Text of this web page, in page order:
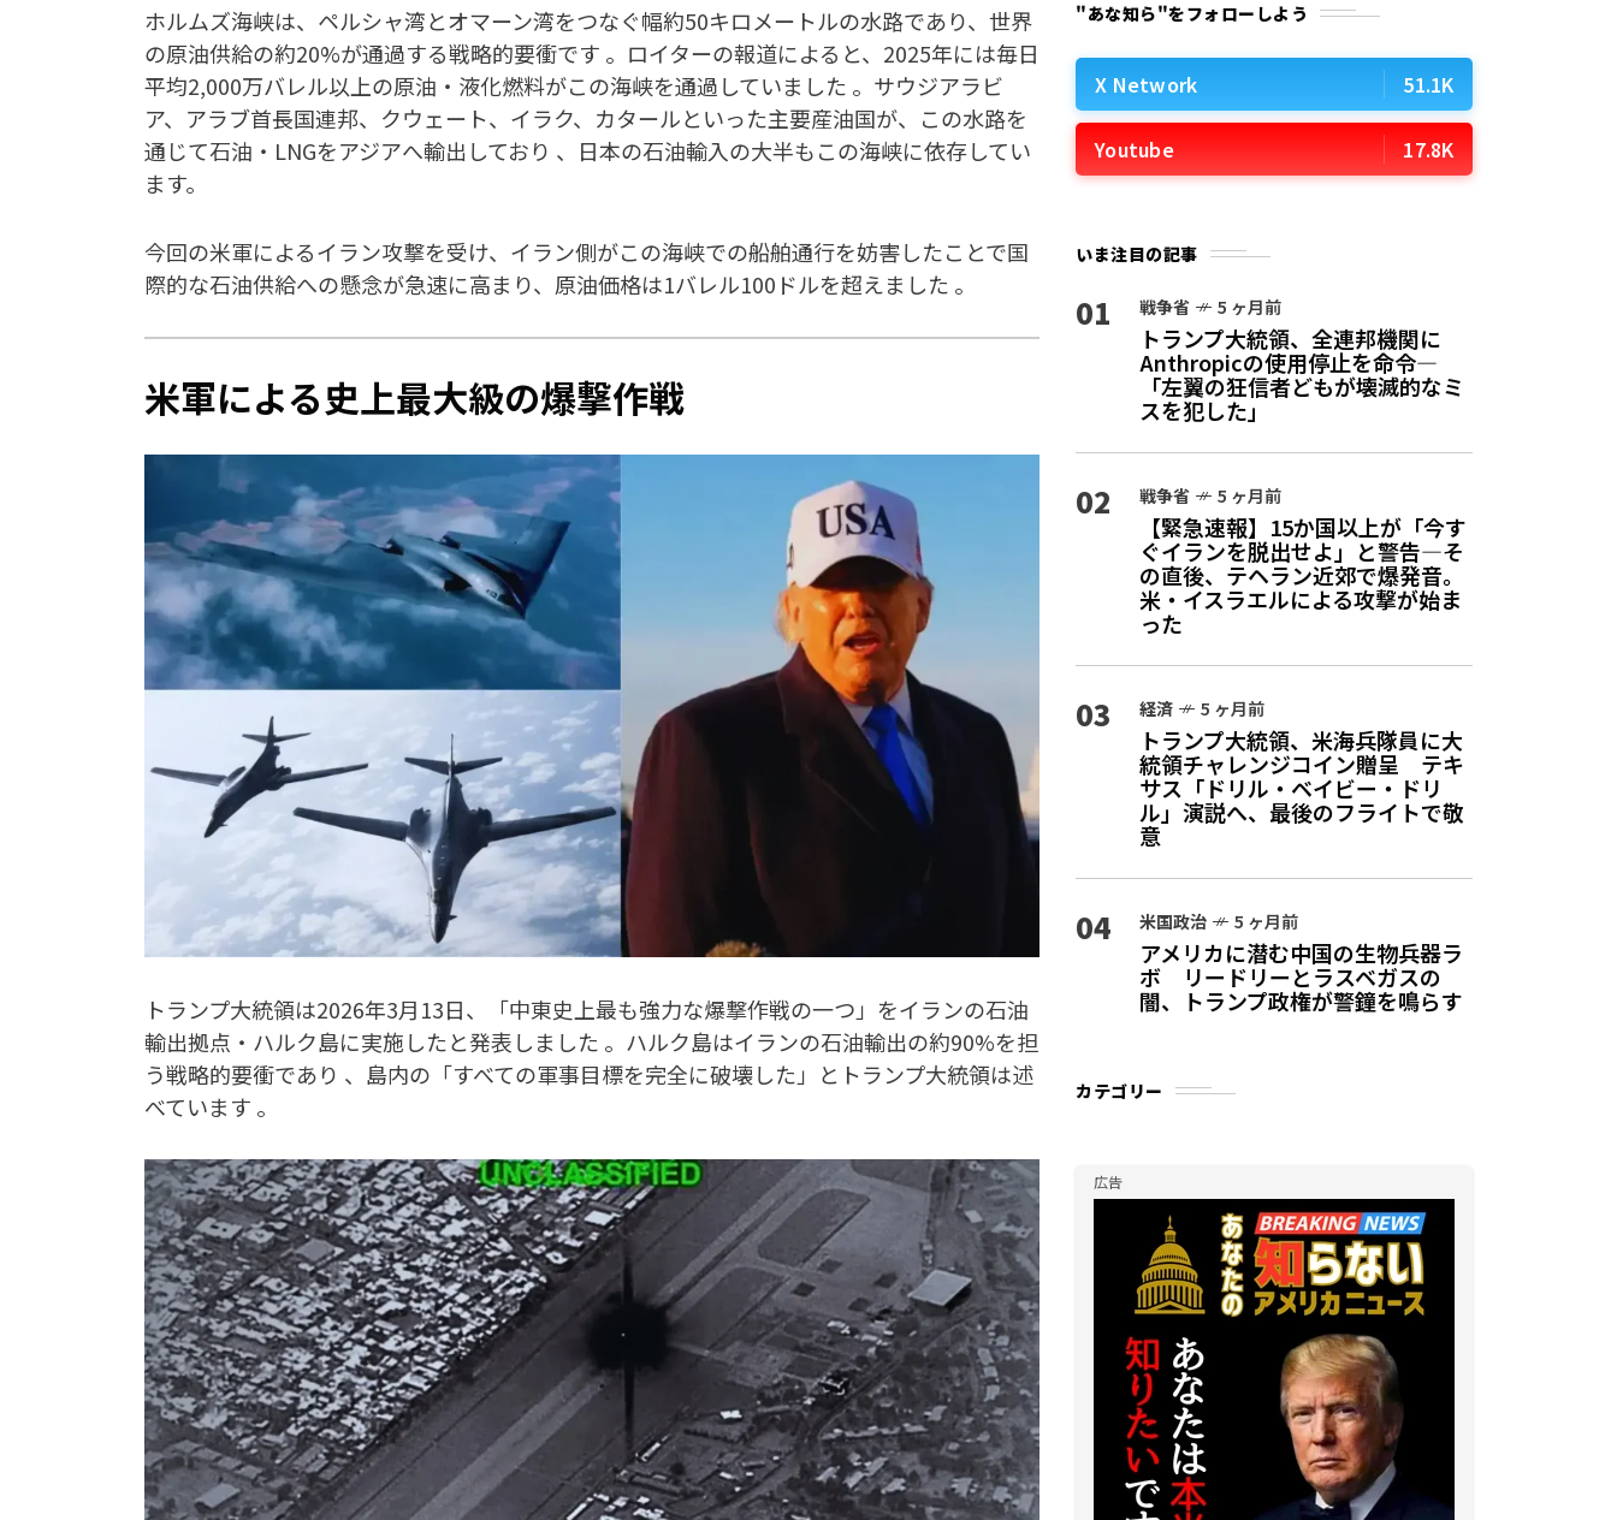
ホルムズ海峡は、ペルシャ湾とオマーン湾をつなぐ幅約50キロメートルの水路であり、世界
の原油供給の約20%が通過する戦略的要衝です 。ロイターの報道によると、2025年には毎日
平均2,000万バレル以上の原油・液化燃料がこの海峡を通過していました 。サウジアラビ
ア、アラブ首長国連邦、クウェート、イラク、カタールといった主要産油国が、この水路を
通じて石油・LNGをアジアへ輸出しており 、日本の石油輸入の大半もこの海峡に依存してい
ます。
今回の米軍によるイラン攻撃を受け、イラン側がこの海峡での船舶通行を妨害したことで国
際的な石油供給への懸念が急速に高まり、原油価格は1バレル100ドルを超えました 。
米軍による史上最大級の爆撃作戦
トランプ大統領は2026年3月13日、「中東史上最も強力な爆撃作戦の一つ」をイランの石油
輸出拠点・ハルク島に実施したと発表しました 。ハルク島はイランの石油輸出の約90%を担
う戦略的要衝であり 、島内の「すべての軍事目標を完全に破壊した」とトランプ大統領は述
べています 。
"あな知ら"をフォローしよう
X Network 51.1K
Youtube 17.8K
いま注目の記事
01 戦争省 5 ヶ月前
トランプ大統領、全連邦機関に
Anthropicの使用停止を命令—
「左翼の狂信者どもが壊滅的なミ
スを犯した」
02 戦争省 5 ヶ月前
【緊急速報】15か国以上が「今す
ぐイランを脱出せよ」と警告—そ
の直後、テヘラン近郊で爆発音。
米・イスラエルによる攻撃が始ま
った
03 経済 5 ヶ月前
トランプ大統領、米海兵隊員に大
統領チャレンジコイン贈呈 テキ
サス「ドリル・ベイビー・ドリ
ル」演説へ、最後のフライトで敬
意
04 米国政治 5 ヶ月前
アメリカに潜む中国の生物兵器ラ
ボ リードリーとラスベガスの
闇、トランプ政権が警鐘を鳴らす
カテゴリー
広告